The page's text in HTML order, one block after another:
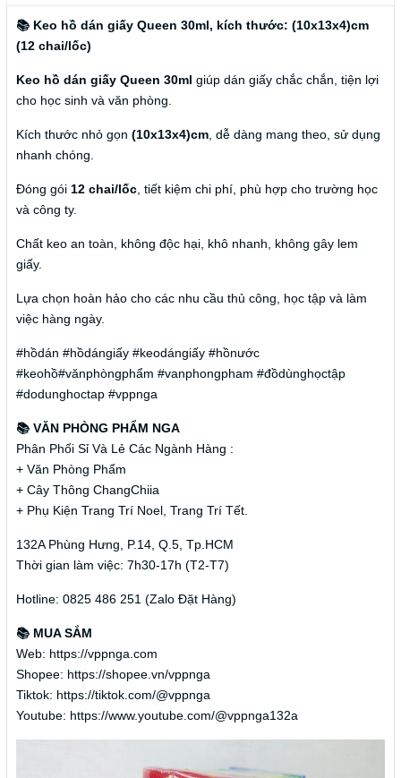
📚 Keo hồ dán giấy Queen 30ml, kích thước: (10x13x4)cm
(12 chai/lốc)
Keo hồ dán giấy Queen 30ml giúp dán giấy chắc chắn, tiện lợi
cho học sinh và văn phòng.
Kích thước nhỏ gọn (10x13x4)cm , dễ dàng mang theo, sử dụng
nhanh chóng.
Đóng gói 12 chai/lốc , tiết kiệm chi phí, phù hợp cho trường học
và công ty.
Chất keo an toàn, không độc hại, khô nhanh, không gây lem
giấy.
Lựa chọn hoàn hảo cho các nhu cầu thủ công, học tập và làm
việc hàng ngày.
#hồdán #hồdángiấy #keodángiấy #hồnước
#keohồ#vănphòngphẩm #vanphongpham #đồdùnghọctập
#dodunghoctap #vppnga
📚 VĂN PHÒNG PHẨM NGA
Phân Phối Sỉ Và Lẻ Các Ngành Hàng :
+ Văn Phòng Phẩm
+ Cây Thông ChangChiia
+ Phụ Kiện Trang Trí Noel, Trang Trí Tết.
132A Phùng Hưng, P.14, Q.5, Tp.HCM
Thời gian làm việc: 7h30-17h (T2-T7)
Hotline: 0825 486 251 (Zalo Đặt Hàng)
📚 MUA SẮM
Web: https://vppnga.com
Shopee: https://shopee.vn/vppnga
Tiktok: https://tiktok.com/@vppnga
Youtube: https://www.youtube.com/@vppnga132a